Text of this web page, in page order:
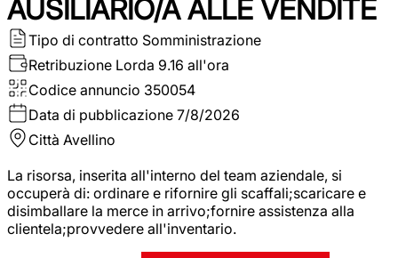
AUSILIARIO/A ALLE VENDITE
Tipo di contratto Somministrazione
Retribuzione Lorda 9.16 all'ora
Codice annuncio 350054
Data di pubblicazione 7/8/2026
Città Avellino
La risorsa, inserita all'interno del team aziendale, si
occuperà di: ordinare e rifornire gli scaffali;scaricare e
disimballare la merce in arrivo;fornire assistenza alla
clientela;provvedere all'inventario.